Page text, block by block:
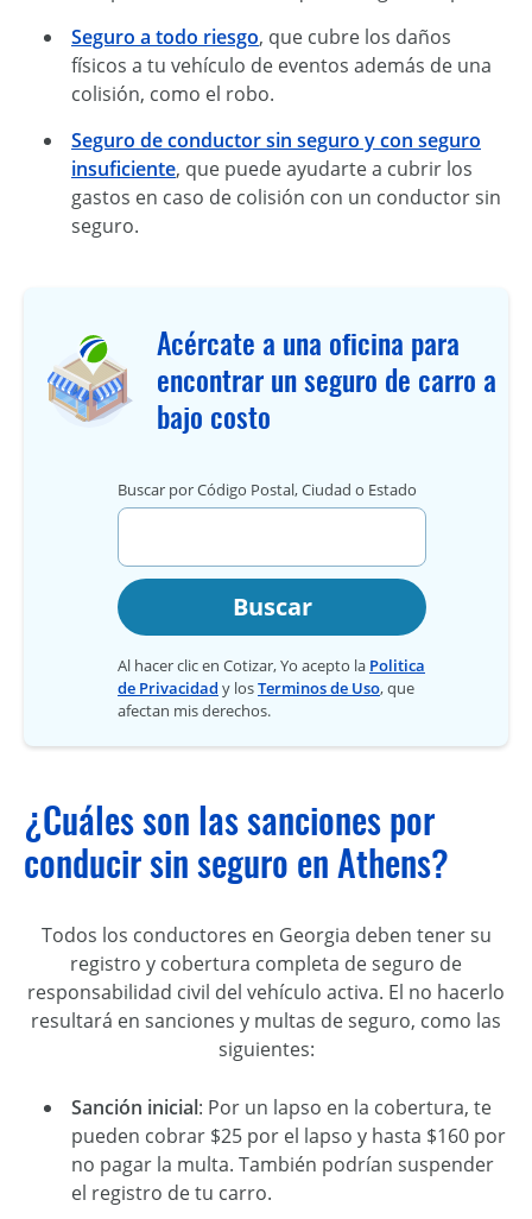
Seguro a todo riesgo, que cubre los daños
físicos a tu vehículo de eventos además de una
colisión, como el robo.
Seguro de conductor sin seguro y con seguro
insuficiente, que puede ayudarte a cubrir los
gastos en caso de colisión con un conductor sin
seguro.
Acércate a una oficina para
encontrar un seguro de carro a
bajo costo
Buscar por Código Postal, Ciudad o Estado
Buscar
Al hacer clic en Cotizar, Yo acepto la Politica
de Privacidad y losTerminos de Uso, que
afectan mis derechos.
¿Cuáles son las sanciones por
conducir sin seguro en Athens?
Todos los conductores en Georgia deben tener su
registro y cobertura completa de seguro de
responsabilidad civil del vehículo activa. El no hacerlo
resultará en sanciones y multas de seguro, como las
siguientes:
Sanción inicial: Por un lapso en la cobertura, te
pueden cobrar $25 por el lapso y hasta $160 por
no pagar la multa. También podrían suspender
el registro de tu carro.